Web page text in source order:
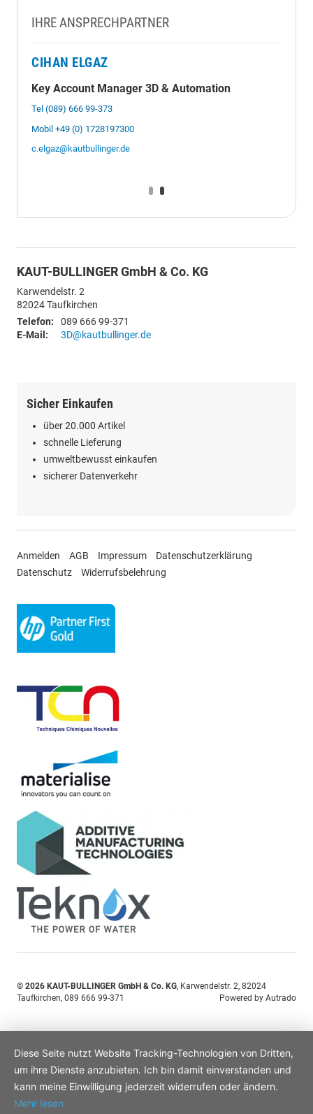
IHRE ANSPRECHPARTNER
CIHAN ELGAZ
Key Account Manager 3D & Automation
Tel (089) 666 99-373
Mobil +49 (0) 1728197300
c.elgaz@kautbullinger.de
KAUT-BULLINGER GmbH & Co. KG
Karwendelstr. 2
82024Taufkirchen
Telefon:
089 666 99-371
E-Mail:
3D@kautbullinger.de
Sicher Einkaufen
über 20.000 Artikel
schnelle Lieferung
umweltbewusst einkaufen
sicherer Datenverkehr
Anmelden AGB Impressum
Datenschutzerklärung
Datenschutz
Widerrufsbelehrung
© 2026 KAUT-BULLINGER GmbH & Co. KG, Karwendelstr. 2, 82024
Taufkirchen, 089 666 99-371 Powered by Autrado
Diese Seite nutzt Website Tracking-Technologien von Dritten,
um ihre Dienste anzubieten. Ich bin damit einverstanden und
kann meine Einwilligung jederzeit widerrufen oder ändern.
Mehr lesen